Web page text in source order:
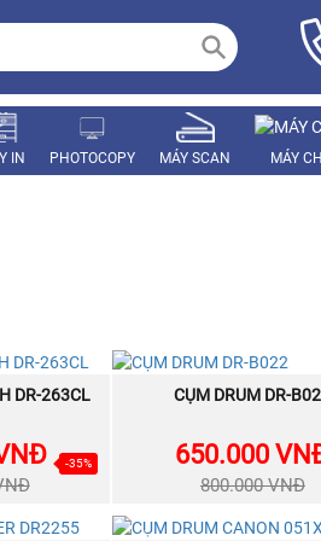
IN PHOTOCOPY MÁY SCAN MÁY
DR-263CL
-35%
MUA NGAY
CỤM DRUM DR-
650.000
800.000 VNĐ